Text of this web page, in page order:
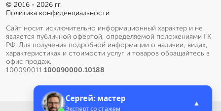
© 2016 - 2026 гг.
Политика конфиденциальности
Сайт носит исключительно информационный характер и не
является публичной офертой, определяемой положениями ГК
РФ. Для получения подробной информации о наличии, видах,
характеристиках и стоимости услуг и товаров обращайтесь в
офис продаж.
100090011.100090000.10188
Сергей: мастер
Эксперт со стажем
▲